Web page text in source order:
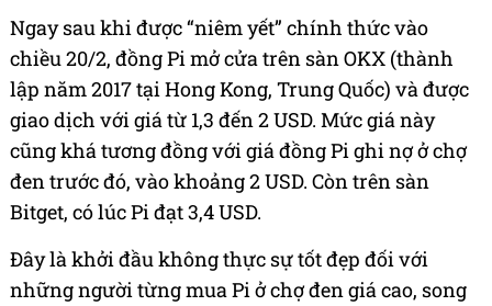
Ngay sau khi được “niêm yết” chính thức vào
chiều 20/2, đồng Pi mở cửa trên sàn OKX (thành
lập năm 2017 tại Hong Kong, Trung Quốc) và được
giao dịch với giá từ 1,3 đến 2 USD. Mức giá này
cũng khá tương đồng với giá đồng Pi ghi nợ ở chợ
đen trước đó, vào khoảng 2 USD. Còn trên sàn
Bitget, có lúc Pi đạt 3,4 USD.
Đây là khởi đầu không thực sự tốt đẹp đối với
những người từng mua Pi ở chợ đen giá cao, song